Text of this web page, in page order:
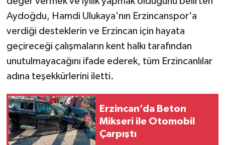
Aydoğdu, Hamdi Ulukaya'nın Erzincanspor'a
verdiği desteklerin ve Erzincan için hayata
geçireceği çalışmaların kent halkı tarafından
unutulmayacağını ifade ederek, tüm Erzincanlılar
adına teşekkürlerini iletti.
Erzincan’da Beton
Mikseri ile Otomobil
Çarpıştı